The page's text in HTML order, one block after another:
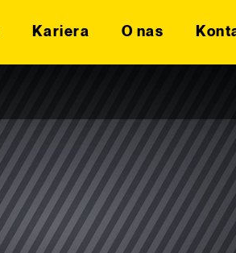
Kariera O nas